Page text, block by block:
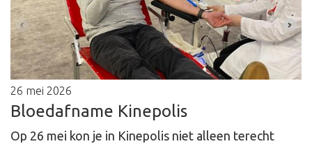
26 mei 2026
Bloedafname Kinepolis
Op 26 mei kon je in Kinepolis niet alleen terecht